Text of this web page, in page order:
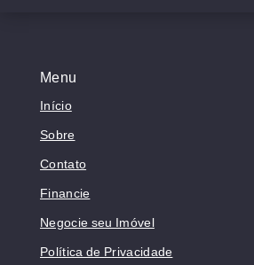
Menu
Início
Sobre
Contato
Financie
Negocie seu Imóvel
Política de Privacidade